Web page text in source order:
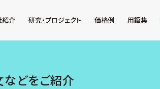
紹介 研究・プロジェクト 価格例 用語集
どをご紹介